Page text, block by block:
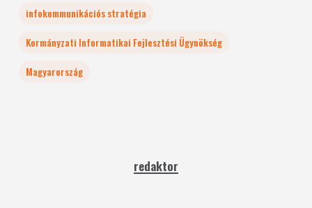
infokommunikációs stratégia
Kormányzati Informatikai Fejlesztési Ügynökség
Magyarország
redaktor